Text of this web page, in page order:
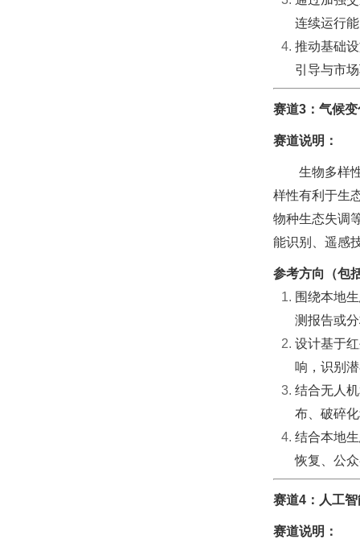
连续运行
推动基础
引导与市
赛道3：气候
赛道说明：
生物多样
样性有利于生
物种生态失调
能识别、遥感
参考方向（包
围绕本地
测报告或
设计基于
响，识别
结合无人
布、破碎
结合本地
恢复、公
赛道4：人工
赛道说明：